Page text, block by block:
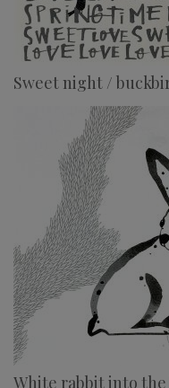
Sweet night /
White rabbit into